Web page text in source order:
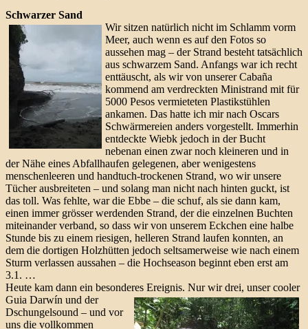
Schwarzer Sand
Wir sitzen natürlich nicht im Schlamm vorm
Meer, auch wenn es auf den Fotos so
aussehen mag – der Strand besteht tatsächlich
aus schwarzem Sand. Anfangs war ich recht
enttäuscht, als wir von unserer Cabaña
kommend am verdreckten Ministrand mit für
5000 Pesos vermieteten Plastikstühlen
ankamen. Das hatte ich mir nach Oscars
Schwärmereien anders vorgestellt. Immerhin
entdeckte Wiebk jedoch in der Bucht
nebenan einen zwar noch kleineren und in
der Nähe eines Abfallhaufen gelegenen, aber wenigestens
menschenleeren und handtuch-trockenen Strand, wo wir unsere
Tücher ausbreiteten – und solang man nicht nach hinten guckt, ist
das toll. Was fehlte, war die Ebbe – die schuf, als sie dann kam,
einen immer grösser werdenden Strand, der die einzelnen Buchten
miteinander verband, so dass wir von unserem Eckchen eine halbe
Stunde bis zu einem riesigen, helleren Strand laufen konnten, an
dem die dortigen Holzhütten jedoch seltsamerweise wie nach einem
Sturm verlassen aussahen – die Hochseason beginnt eben erst am
3.1. …
Heute kam dann ein besonderes Ereignis. Nur wir drei, unser cooler
Guia Darwín und der
Dschungelsound – und vor
uns die vollkommen